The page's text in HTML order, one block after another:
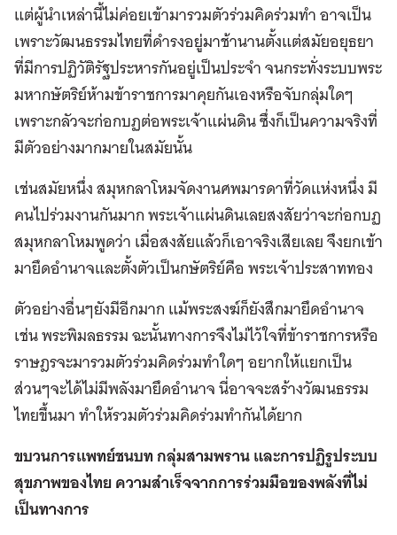
แต่ผู้นำเหล่านี้ไม่ค่อยเข้ามารวมตัวร่วมคิดร่วมทำ อาจเป็น
เพราะวัฒนธรรมไทยที่ดำรงอยู่มาช้านานตั้งแต่สมัยอยุธยา
ที่มีการปฏิวัติรัฐประหารกันอยู่เป็นประจำ จนกระทั่งระบบพระ
มหากษัตริย์ห้ามข้าราชการมาคุยกันเองหรือจับกลุ่มใดๆ
เพราะกลัวจะก่อกบฏต่อพระเจ้าแผ่นดิน ซึ่งก็เป็นความจริงที่
มีตัวอย่างมากมายในสมัยนั้น
เช่นสมัยหนึ่ง สมุหกลาโหมจัดงานศพมารดาที่วัดแห่งหนึ่ง มี
คนไปร่วมงานกันมาก พระเจ้าแผ่นดินเลยสงสัยว่าจะก่อกบฏ
สมุหกลาโหมพูดว่า เมื่อสงสัยแล้วก็เอาจริงเสียเลย จึงยกเข้า
มายึดอำนาจและตั้งตัวเป็นกษัตริย์คือ พระเจ้าประสาททอง
ตัวอย่างอื่นๆยังมีอีกมาก แม้พระสงฆ์ก็ยังสึกมายึดอำนาจ
เช่น พระพิมลธรรม ฉะนั้นทางการจึงไม่ไว้ใจที่ข้าราชการหรือ
ราษฎรจะมารวมตัวร่วมคิดร่วมทำใดๆ อยากให้แยกเป็น
ส่วนๆจะได้ไม่มีพลังมายึดอำนาจ นี่อาจจะสร้างวัฒนธรรม
ไทยขึ้นมา ทำให้รวมตัวร่วมคิดร่วมทำกันได้ยาก
ขบวนการแพทย์ชนบท กลุ่มสามพราน และการปฏิรูประบบ
สุขภาพของไทย ความสำเร็จจากการร่วมมือของพลังที่ไม่
เป็นทางการ